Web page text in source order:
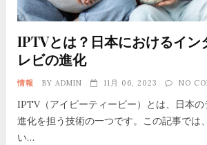
IPTVとは？日本におけるイン
レビの進化
情報 BY ADMIN 11月 06, 2023 NO
IPTV（アイピーティービー）とは、日本
進化を担う技術の一つです。この記事では
い…